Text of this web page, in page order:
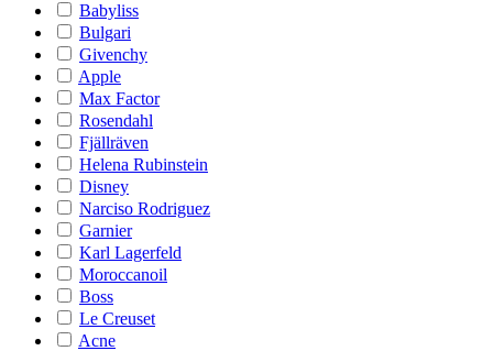
Babyliss
Bulgari
Givenchy
Apple
Max Factor
Rosendahl
Fjällräven
Helena Rubinstein
Disney
Narciso Rodriguez
Garnier
Karl Lagerfeld
Moroccanoil
Boss
Le Creuset
Acne